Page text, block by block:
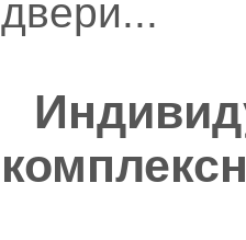
двери...